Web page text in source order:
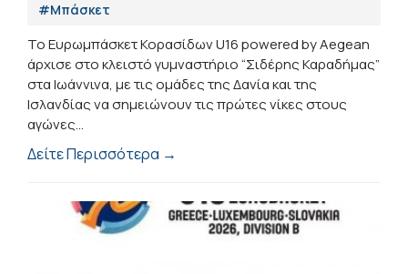
#Μπάσκετ
Το Ευρωμπάσκετ Κορασίδων U16 powered by Aegean
άρχισε στο κλειστό γυμναστήριο “Σιδέρης Καραδήμας”
στα Ιωάννινα, με τις ομάδες της Δανία και της
Ισλανδίας να σημειώνουν τις πρώτες νίκες στους
αγώνες...
Δείτε Περισσότερα →